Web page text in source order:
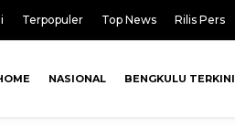
Terpopuler Top News Rilis Pers
NASIONAL BENGKULU TERKINI